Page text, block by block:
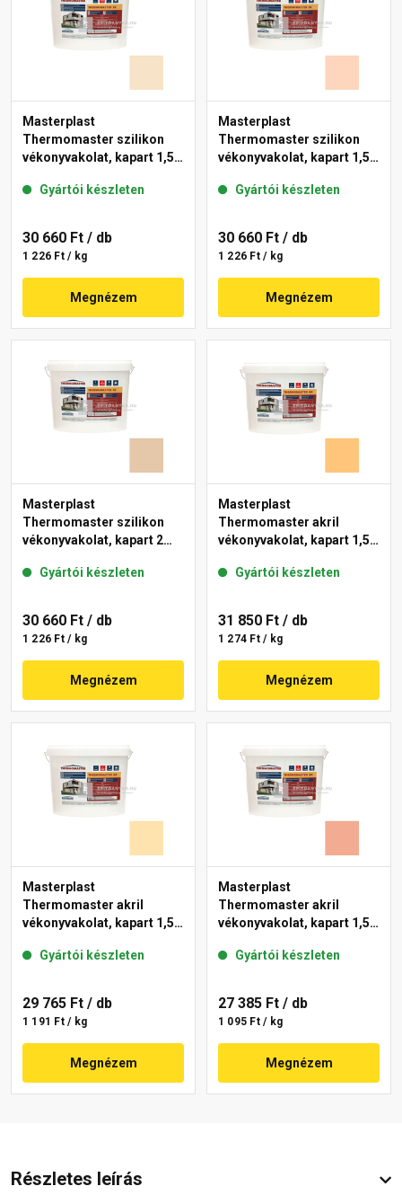
Masterplast
Thermomaster szilikon
vékonyvakolat, kapart 1,5
Gyártói készleten
30 660 Ft / db
1 226 Ft / kg
Megnézem
Masterplast
Thermomaster szilikon
vékonyvakolat, kapart 1,5
Gyártói készleten
30 660 Ft / db
1 226 Ft / kg
Megnézem
Masterplast
Thermomaster szilikon
vékonyvakolat, kapart 2
Gyártói készleten
30 660 Ft / db
1 226 Ft / kg
Megnézem
Masterplast
Thermomaster akril
vékonyvakolat, kapart 1,5
Gyártói készleten
31 850 Ft / db
1 274 Ft / kg
Megnézem
Masterplast
Thermomaster akril
vékonyvakolat, kapart 1,5
Gyártói készleten
29 765 Ft / db
1 191 Ft / kg
Megnézem
Masterplast
Thermomaster akril
vékonyvakolat, kapart 1,5
Gyártói készleten
27 385 Ft / db
1 095 Ft / kg
Megnézem
Részletes leírás